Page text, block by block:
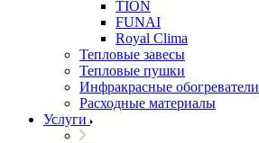
TION
FUNAI
Royal Clima
Тепловые завесы
Тепловые пушки
Инфракрасные обогреватели
Расходные материалы
Услуги